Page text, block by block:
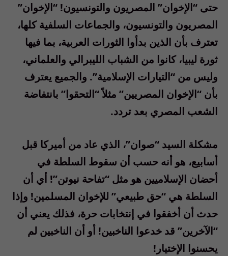
حتى “الإخوان” المصريون والتونسيون! “الإخوان”
المصريون والتونسيون، والجماعات السلفية كلها،
تعترف بأن الذين بدأوا الثورات العربية، بما فيها
ثورة ليبيا، كانوا من الشباب الليبرالي والعلماني،
وليس من “التيارات الإسلامية”. والجميع يعترف
بأن “الإخوان المصريين” مثلاً “التحقوا” بانتفاضة
الشعب المصري بعد تردد.
مشكلة السيد “صوان”، الذي عاد من أميركا قبل
أسابيع، هو أنه حسب أن سقوط السلطة في
أحضان الإسلاميين هو مثل “تفاحة نيوتن”! أي أن
السلطة هي “حق طبيعي” للإخوان المسلمين! وإذا
حدث أن أخفقوا في إنتخابات حرة، فذلك يعني أن
“الآخرين” قد خدعوا الناخبين! أو أن الناخبين لم
يحسنوا الإختيار!